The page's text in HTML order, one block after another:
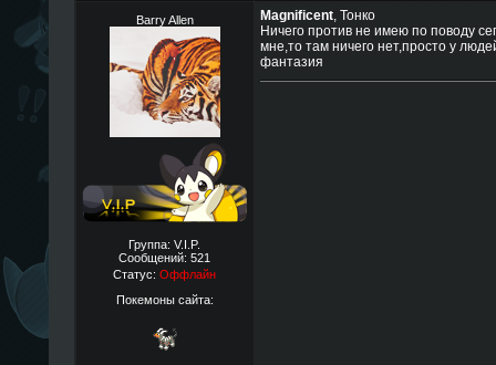
Barry Allen
Группа: V.I.P.
Сообщений: 521
Статус: Оффлайн
Покемоны сайта:
Magnificent, Тонко
Ничего против не имею по поводу
мне,то там ничего нет,просто у
фантазия